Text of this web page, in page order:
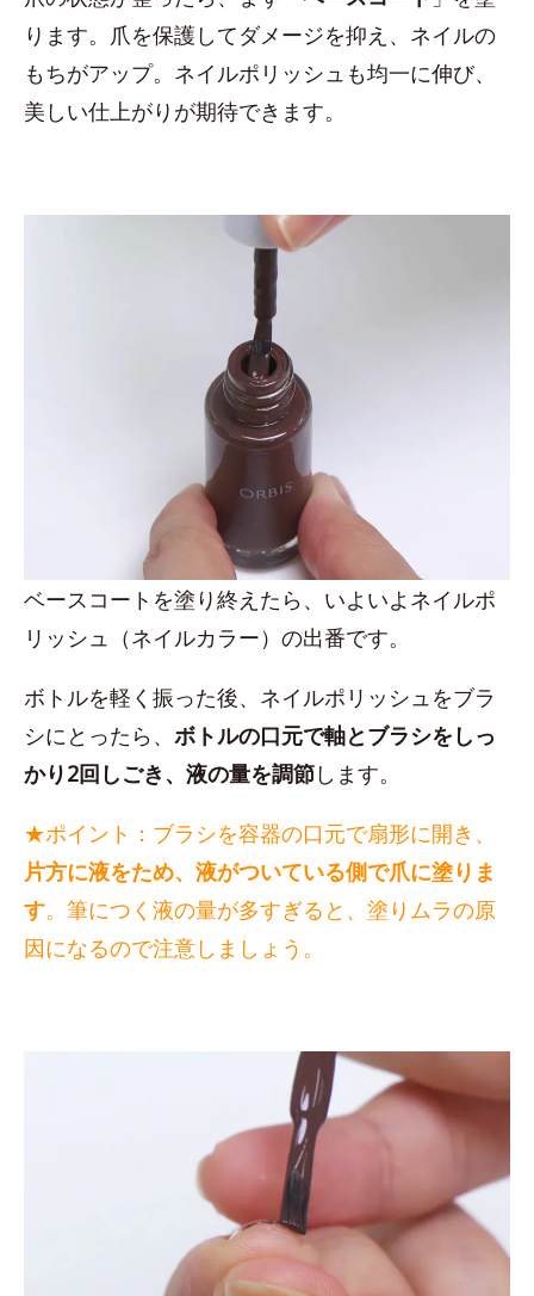
ります。爪を保護してダメージを抑え、ネイルの
もちがアップ。ネイルポリッシュも均一に伸び、
美しい仕上がりが期待できます。
ベースコートを塗り終えたら、いよいよネイルポ
リッシュ（ネイルカラー）の出番です。
ボトルを軽く振った後、ネイルポリッシュをブラ
シにとったら、 ボトルの口元で軸とブラシをしっ
かり2回しごき、液の量を調節します。
★ポイント：ブラシを容器の口元で扇形に開き、
片方に液をため、液がついている側で爪に塗りま
す。筆につく液の量が多すぎると、塗りムラの原
因になるので注意しましょう。